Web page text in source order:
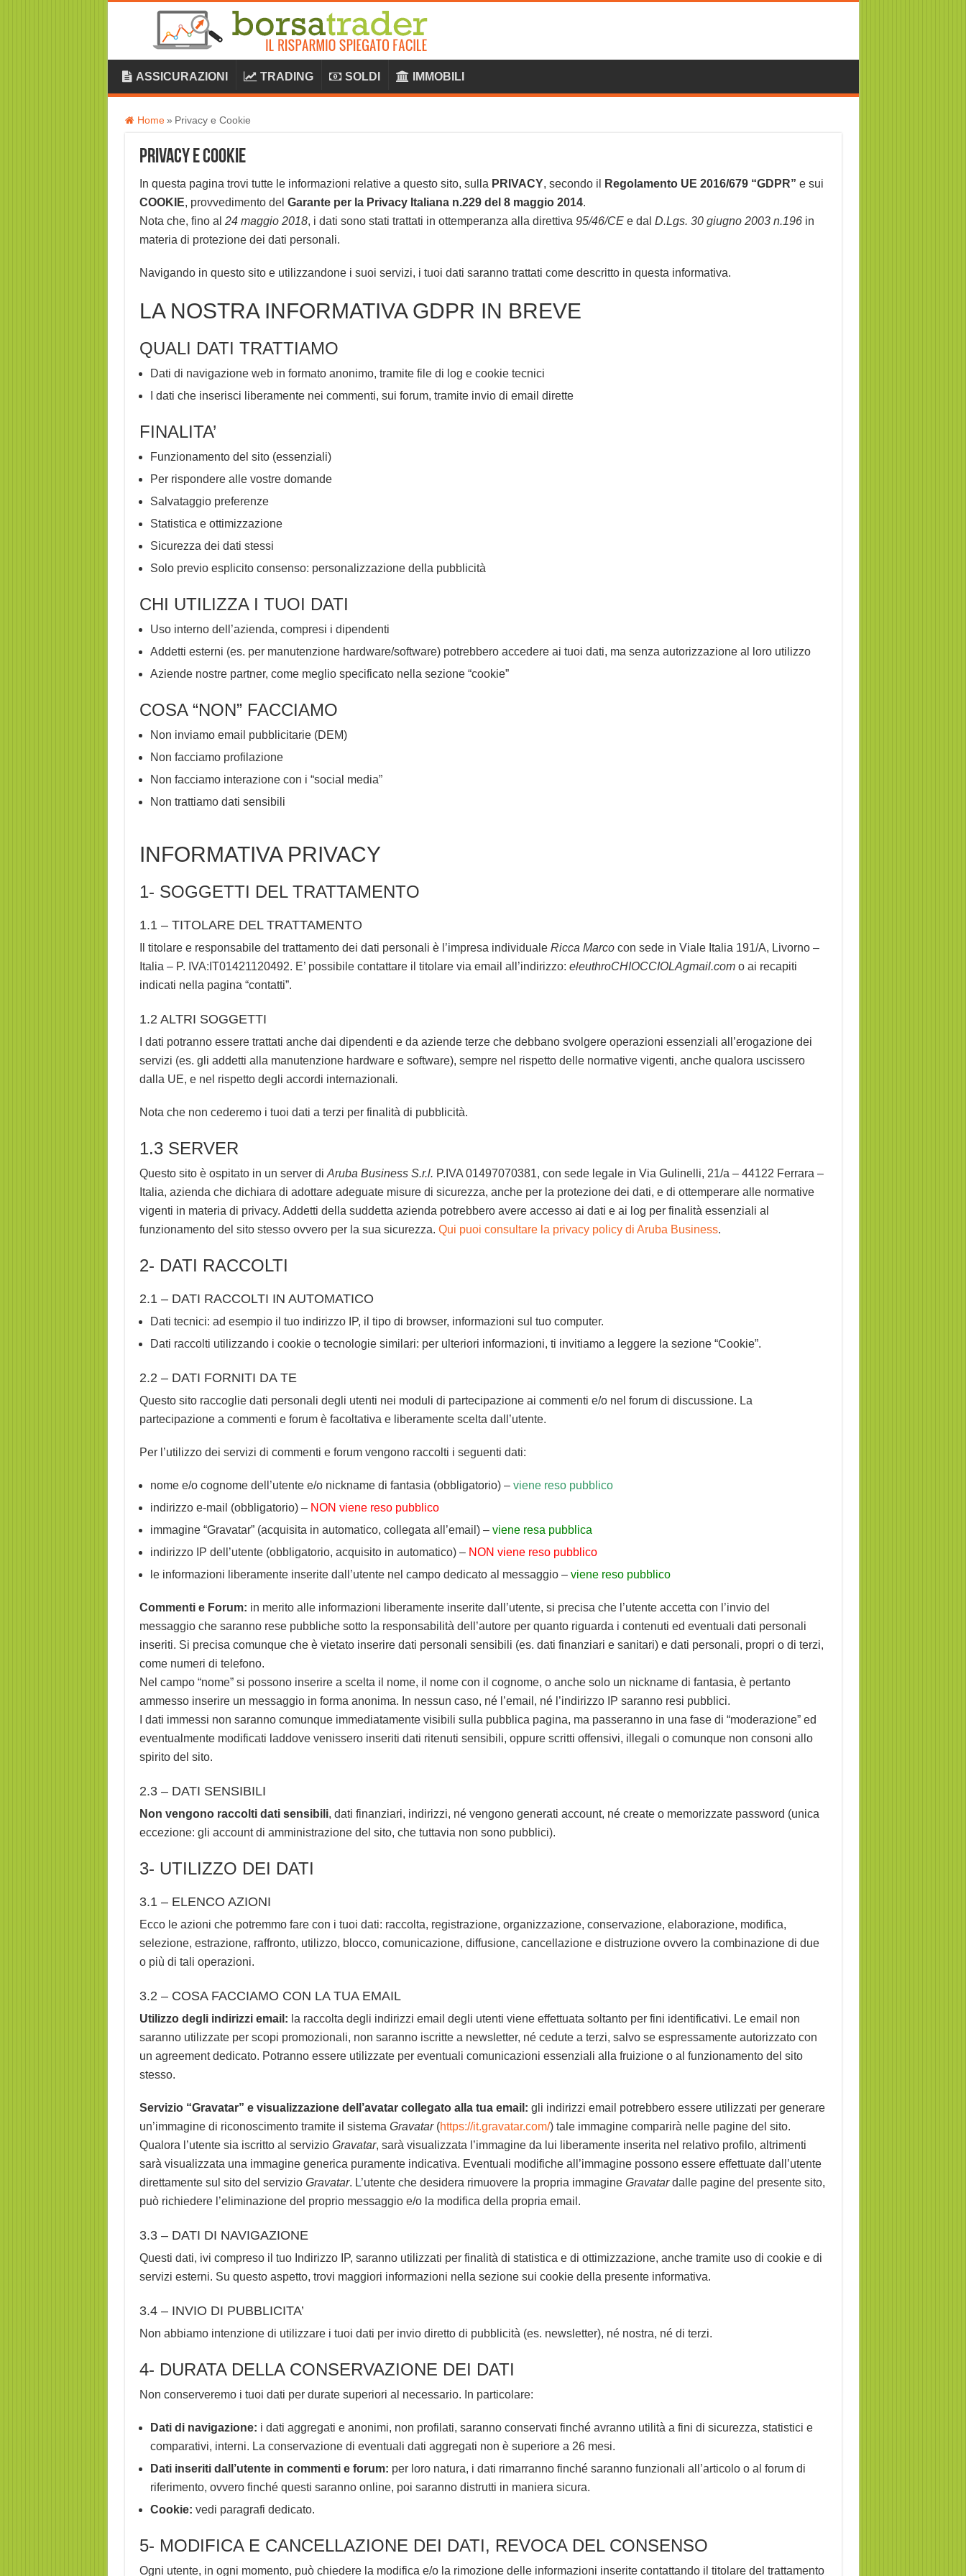
ASSICURAZIONI TRADING SOLDI IMMOBILI
Home » Privacy e Cookie
Privacy e Cookie
In questa pagina trovi tutte le informazioni relative a questo sito, sulla PRIVACY, secondo il Regolamento UE 2016/679 “GDPR” e sui
COOKIE, provvedimento del Garante per la Privacy Italiana n.229 del 8 maggio 2014.
Nota che, fino al 24 maggio 2018, i dati sono stati trattati in ottemperanza alla direttiva 95/46/CEe dal D.Lgs. 30 giugno 2003 n.196in
materia di protezione dei dati personali.
Navigando in questo sito e utilizzandone i suoi servizi, i tuoi dati saranno trattati come descritto in questa informativa.
LA NOSTRA INFORMATIVA GDPR IN BREVE
QUALI DATI TRATTIAMO
Dati di navigazione web in formato anonimo, tramite file di log e cookie tecnici
I dati che inserisci liberamente nei commenti, sui forum, tramite invio di email dirette
FINALITA’
Funzionamento del sito (essenziali)
Per rispondere alle vostre domande
Salvataggio preferenze
Statistica e ottimizzazione
Sicurezza dei dati stessi
Solo previo esplicito consenso: personalizzazione della pubblicità
CHI UTILIZZA I TUOI DATI
Uso interno dell’azienda, compresi i dipendenti
Addetti esterni (es. per manutenzione hardware/software) potrebbero accedere ai tuoi dati, ma senza autorizzazione al loro utilizzo
Aziende nostre partner, come meglio specificato nella sezione “cookie”
COSA “NON” FACCIAMO
Non inviamo email pubblicitarie (DEM)
Non facciamo profilazione
Non facciamo interazione con i “social media”
Non trattiamo dati sensibili
INFORMATIVA PRIVACY
1- SOGGETTI DEL TRATTAMENTO
1.1 – TITOLARE DEL TRATTAMENTO
Il titolare e responsabile del trattamento dei dati personali è l’impresa individuale Ricca Marcocon sede in Viale Italia 191/A, Livorno –
Italia – P. IVA:IT01421120492. E’ possibile contattare il titolare via email all’indirizzo: eleuthroCHIOCCIOLAgmail.como ai recapiti
indicati nella pagina “contatti”.
1.2 ALTRI SOGGETTI
I dati potranno essere trattati anche dai dipendenti e da aziende terze che debbano svolgere operazioni essenziali all’erogazione dei
servizi (es. gli addetti alla manutenzione hardware e software), sempre nel rispetto delle normative vigenti, anche qualora uscissero
dalla UE, e nel rispetto degli accordi internazionali.
Nota che non cederemo i tuoi dati a terzi per finalità di pubblicità.
1.3 SERVER
Questo sito è ospitato in un server di Aruba Business S.r.l. P.IVA 01497070381, con sede legale in Via Gulinelli, 21/a – 44122 Ferrara –
Italia, azienda che dichiara di adottare adeguate misure di sicurezza, anche per la protezione dei dati, e di ottemperare alle normative
vigenti in materia di privacy. Addetti della suddetta azienda potrebbero avere accesso ai dati e ai log per finalità essenziali al
funzionamento del sito stesso ovvero per la sua sicurezza. Qui puoi consultare la privacy policy di Aruba Business.
2- DATI RACCOLTI
2.1 – DATI RACCOLTI IN AUTOMATICO
Dati tecnici: ad esempio il tuo indirizzo IP, il tipo di browser, informazioni sul tuo computer.
Dati raccolti utilizzando i cookie o tecnologie similari: per ulteriori informazioni, ti invitiamo a leggere la sezione “Cookie”.
2.2 – DATI FORNITI DA TE
Questo sito raccoglie dati personali degli utenti nei moduli di partecipazione ai commenti e/o nel forum di discussione. La
partecipazione a commenti e forum è facoltativa e liberamente scelta dall’utente.
Per l’utilizzo dei servizi di commenti e forum vengono raccolti i seguenti dati:
nome e/o cognome dell’utente e/o nickname di fantasia (obbligatorio) – viene reso pubblico
indirizzo e-mail (obbligatorio) – NON viene reso pubblico
immagine “Gravatar” (acquisita in automatico, collegata all’email) – viene resa pubblica
indirizzo IP dell’utente (obbligatorio, acquisito in automatico) – NON viene reso pubblico
le informazioni liberamente inserite dall’utente nel campo dedicato al messaggio – viene reso pubblico
Commenti e Forum: in merito alle informazioni liberamente inserite dall’utente, si precisa che l’utente accetta con l’invio del
messaggio che saranno rese pubbliche sotto la responsabilità dell’autore per quanto riguarda i contenuti ed eventuali dati personali
inseriti. Si precisa comunque che è vietato inserire dati personali sensibili (es. dati finanziari e sanitari) e dati personali, propri o di terzi,
come numeri di telefono.
Nel campo “nome” si possono inserire a scelta il nome, il nome con il cognome, o anche solo un nickname di fantasia, è pertanto
ammesso inserire un messaggio in forma anonima. In nessun caso, né l’email, né l’indirizzo IP saranno resi pubblici.
I dati immessi non saranno comunque immediatamente visibili sulla pubblica pagina, ma passeranno in una fase di “moderazione” ed
eventualmente modificati laddove venissero inseriti dati ritenuti sensibili, oppure scritti offensivi, illegali o comunque non consoni allo
spirito del sito.
2.3 – DATI SENSIBILI
Non vengono raccolti dati sensibili, dati finanziari, indirizzi, né vengono generati account, né create o memorizzate password (unica
eccezione: gli account di amministrazione del sito, che tuttavia non sono pubblici).
3- UTILIZZO DEI DATI
3.1 – ELENCO AZIONI
Ecco le azioni che potremmo fare con i tuoi dati: raccolta, registrazione, organizzazione, conservazione, elaborazione, modifica,
selezione, estrazione, raffronto, utilizzo, blocco, comunicazione, diffusione, cancellazione e distruzione ovvero la combinazione di due
o più di tali operazioni.
3.2 – COSA FACCIAMO CON LA TUA EMAIL
Utilizzo degli indirizzi email: la raccolta degli indirizzi email degli utenti viene effettuata soltanto per fini identificativi. Le email non
saranno utilizzate per scopi promozionali, non saranno iscritte a newsletter, né cedute a terzi, salvo se espressamente autorizzato con
un agreement dedicato. Potranno essere utilizzate per eventuali comunicazioni essenziali alla fruizione o al funzionamento del sito
stesso.
Servizio “Gravatar” e visualizzazione dell’avatar collegato alla tua email: gli indirizzi email potrebbero essere utilizzati per generare
un’immagine di riconoscimento tramite il sistema Gravatar(https://it.gravatar.com/) tale immagine comparirà nelle pagine del sito.
Qualora l’utente sia iscritto al servizio Gravatar, sarà visualizzata l’immagine da lui liberamente inserita nel relativo profilo, altrimenti
sarà visualizzata una immagine generica puramente indicativa. Eventuali modifiche all’immagine possono essere effettuate dall’utente
direttamente sul sito del servizio Gravatar. L’utente che desidera rimuovere la propria immagine Gravatardalle pagine del presente sito,
può richiedere l’eliminazione del proprio messaggio e/o la modifica della propria email.
3.3 – DATI DI NAVIGAZIONE
Questi dati, ivi compreso il tuo Indirizzo IP, saranno utilizzati per finalità di statistica e di ottimizzazione, anche tramite uso di cookie e di
servizi esterni. Su questo aspetto, trovi maggiori informazioni nella sezione sui cookie della presente informativa.
3.4 – INVIO DI PUBBLICITA’
Non abbiamo intenzione di utilizzare i tuoi dati per invio diretto di pubblicità (es. newsletter), né nostra, né di terzi.
4- DURATA DELLA CONSERVAZIONE DEI DATI
Non conserveremo i tuoi dati per durate superiori al necessario. In particolare:
Dati di navigazione: i dati aggregati e anonimi, non profilati, saranno conservati finché avranno utilità a fini di sicurezza, statistici e
comparativi, interni. La conservazione di eventuali dati aggregati non è superiore a 26 mesi.
Dati inseriti dall’utente in commenti e forum: per loro natura, i dati rimarranno finché saranno funzionali all’articolo o al forum di
riferimento, ovvero finché questi saranno online, poi saranno distrutti in maniera sicura.
Cookie: vedi paragrafi dedicato.
5- MODIFICA E CANCELLAZIONE DEI DATI, REVOCA DEL CONSENSO
Ogni utente, in ogni momento, può chiedere la modifica e/o la rimozione delle informazioni inserite contattando il titolare del trattamento